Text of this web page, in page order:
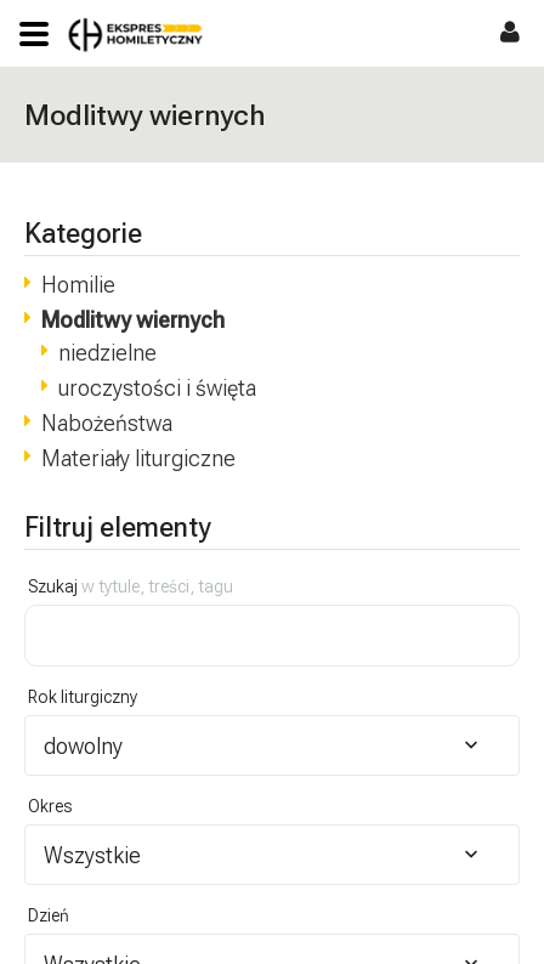
Modlitwy wiernych
Kategorie
Homilie
Modlitwy wiernych
niedzielne
uroczystości i święta
Nabożeństwa
Materiały liturgiczne
Filtruj elementy
Szukaj w tytule, treści, tagu
Rok liturgiczny
dowolny
Okres
Wszystkie
Dzień